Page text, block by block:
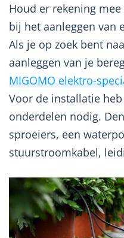
Houd er rekening
bij het aanleggen van
Als je op zoek bent
aanleggen van je
MIGOMO elektro-
Voor de installatie
onderdelen nodig.
sproeiers, een
stuurstroomkabel,